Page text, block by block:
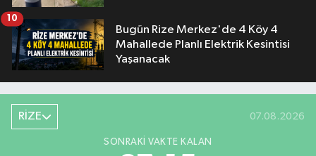
Bugün Rize Merkez'de 4 Köy 4
Mahallede Planlı Elektrik Kesintisi
Yaşanacak
10
RİZE 07.08.2026
SONRAKI VAKTE KALAN